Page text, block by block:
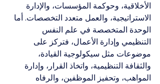
الأخلاقية، وحوكمة المؤسسات، والإدارة
الاستراتيجية، والعمل متعدد التخصصات. أما
الوحدة المتخصصة في علم النفس
التنظيمي وإدارة الأعمال، فتركز على
موضوعات مثل سيكولوجية القيادة،
والثقافة التنظيمية، واتخاذ القرار، وإدارة
المواهب، وتحفيز الموظفين، والرفاه